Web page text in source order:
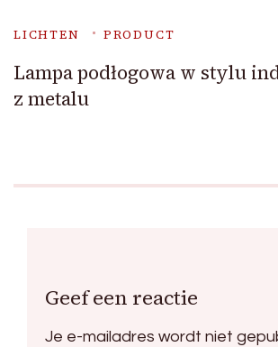
LICHTEN PRODUCT
Lampa podłogowa w stylu
z metalu
Geef een reactie
Je e-mailadres wordt niet